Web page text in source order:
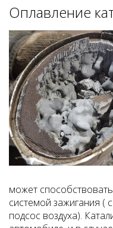
Оплавление
может
системой зажигания (
подсос воздуха).